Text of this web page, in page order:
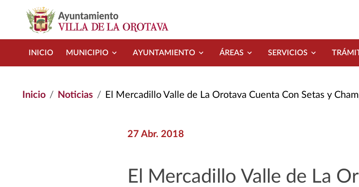
INICIO MUNICIPIO AYUNTAMIENTO ÁREAS SERVICIOS
Inicio Noticias El Mercadillo Valle de La Orotava Cuenta Con Setas y Champiñones Frescos Todos Los
27 Abr. 2018
El Mercadillo Valle de La